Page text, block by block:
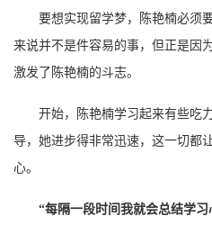
要想实现留学梦，陈艳楠必须
来说并不是件容易的事，但正是因
激发了陈艳楠的斗志。
开始，陈艳楠学习起来有些吃
导，她进步得非常迅速，这一切都
心。
“每隔一段时间我就会总结学